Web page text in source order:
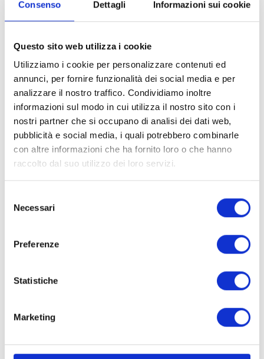
Consenso Dettagli Informazioni sui cookie
Questo sito web utilizza i cookie
Utilizziamo i cookie per personalizzare contenuti ed
annunci, per fornire funzionalità dei social media e per
analizzare il nostro traffico. Condividiamo inoltre
informazioni sul modo in cui utilizza il nostro sito con i
nostri partner che si occupano di analisi dei dati web,
pubblicità e social media, i quali potrebbero combinarle
con altre informazioni che ha fornito loro o che hanno
raccolto dal suo utilizzo dei loro servizi.
Necessari
Preferenze
Statistiche
Marketing
dei servizi di trattamento”, e più avanti “la capacità di
A ciò si aggiunge, nell’ambito la notifica delle violazioni
di sicurezza (Art. 33), l’obbligo per le organizzazioni di
informare le autorità di controllo entro 72 ore dal
momento in cui si viene a conoscenza di una violazione
di sicurezza, pena l’applicazione di pesanti sanzioni.
Alla luce di quanto detto ne consegue che
di rischio cyberdeve essere sempreconsiderato nel
Continuity.
informatica. TechnoInside mette a disposizione dei
bisogno!